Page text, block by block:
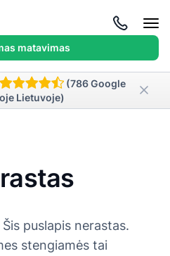
matavimas
(786 Google
Lietuvoje)
puslapis nerastas.
stengiamės tai